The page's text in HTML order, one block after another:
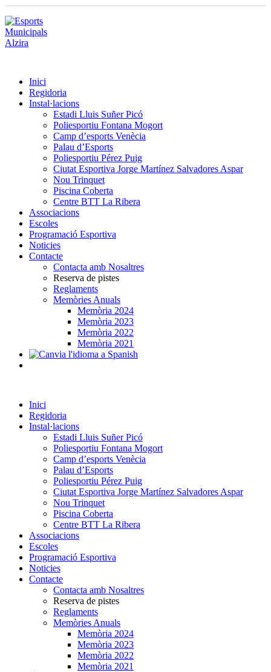
Inici
Regidoria
Instal·lacions
Estadi Lluis Suñer Picó
Poliesportiu Fontana Mogort
Camp d’esports Venècia
Palau d’Esports
Poliesportiu Pérez Puig
Ciutat Esportiva Jorge Martínez Salvadores Aspar
Nou Trinquet
Piscina Coberta
Centre BTT La Ribera
Associacions
Escoles
Programació Esportiva
Noticies
Contacte
Contacta amb Nosaltres
Reserva de pistes
Reglaments
Memòries Anuals
Memòria 2024
Memòria 2023
Memòria 2022
Memòria 2021
Inici
Regidoria
Instal·lacions
Estadi Lluis Suñer Picó
Poliesportiu Fontana Mogort
Camp d’esports Venècia
Palau d’Esports
Poliesportiu Pérez Puig
Ciutat Esportiva Jorge Martínez Salvadores Aspar
Nou Trinquet
Piscina Coberta
Centre BTT La Ribera
Associacions
Escoles
Programació Esportiva
Noticies
Contacte
Contacta amb Nosaltres
Reserva de pistes
Reglaments
Memòries Anuals
Memòria 2024
Memòria 2023
Memòria 2022
Memòria 2021